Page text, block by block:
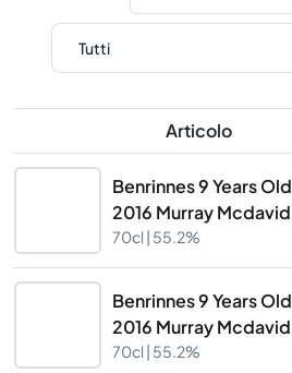
Articolo
Benrinnes 9 Years Old
2016 Murray Mcdavid
70cl | 55.2%
Benrinnes 9 Years Old
2016 Murray Mcdavid
70cl | 55.2%